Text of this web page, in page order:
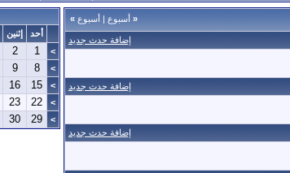
« أسبوع | أسبوع »
إضافة حدث جديد
إضافة حدث جديد
إضافة حدث جديد
أحد إثنين
>
1
2
>
8
9
>
15
16
>
22
23
>
29
30